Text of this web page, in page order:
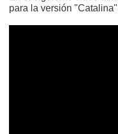
para la versión